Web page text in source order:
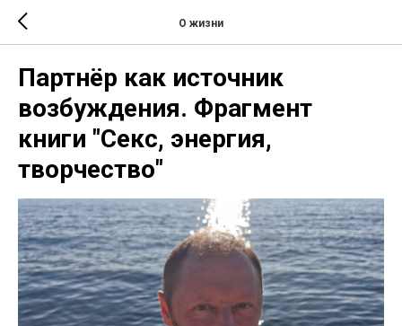
О жизни
Партнёр как источник
возбуждения. Фрагмент
книги "Секс, энергия,
творчество"